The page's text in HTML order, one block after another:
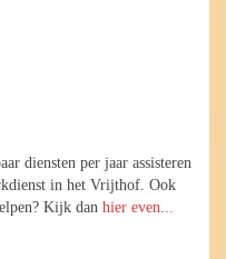
diensten per jaar assisteren
in het Vrijthof. Ook
Kijk dan hier even...